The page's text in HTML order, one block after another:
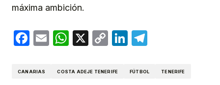
máxima ambición.
Facebook
EmailWhatsApp
X
CopyLinkedIn
CANARIAS COSTA ADEJE TENERIFE FÚTBOL TENERIFE